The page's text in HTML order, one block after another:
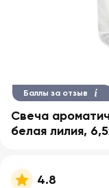
Баллы за отзыв
Свеча
белая лилия,
4.8